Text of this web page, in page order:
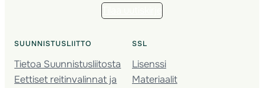
SUUNNISTUSLIITTO
Tietoa Suunnistusliitosta
Eettiset reitinvalinnat ja
SSL
Lisenssi
Materiaalit